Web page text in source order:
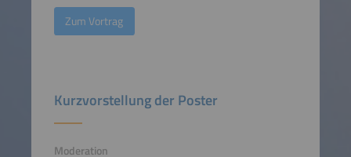
Zum Vortrag
Kurzvorstellung der Poster
Moderation